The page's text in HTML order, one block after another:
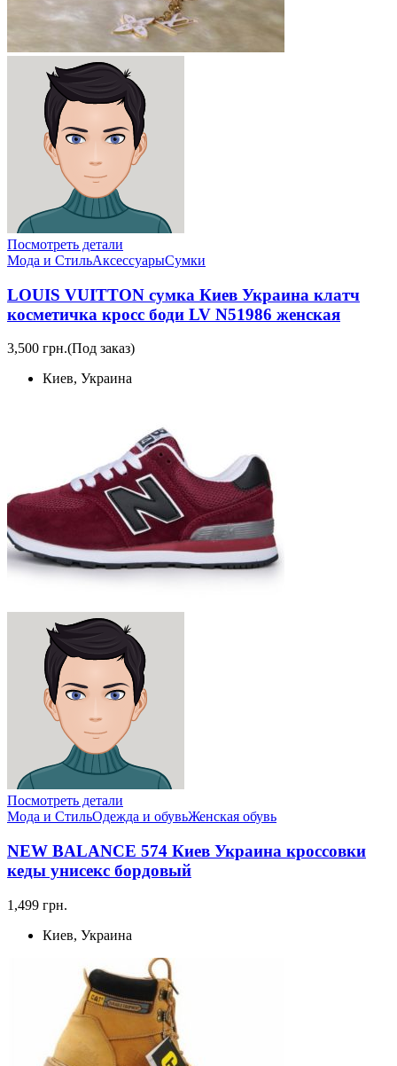
Посмотреть детали
Мода и СтильАксессуарыСумки
LOUIS VUITTON сумка Киев Украина клатч
косметичка кросс боди LV N51986 женская
3,500 грн.(Под заказ)
Киев, Украина
Посмотреть детали
Мода и СтильОдежда и обувьЖенская обувь
NEW BALANCE 574 Киев Украина кроссовки
кеды унисекс бордовый
1,499 грн.
Киев, Украина